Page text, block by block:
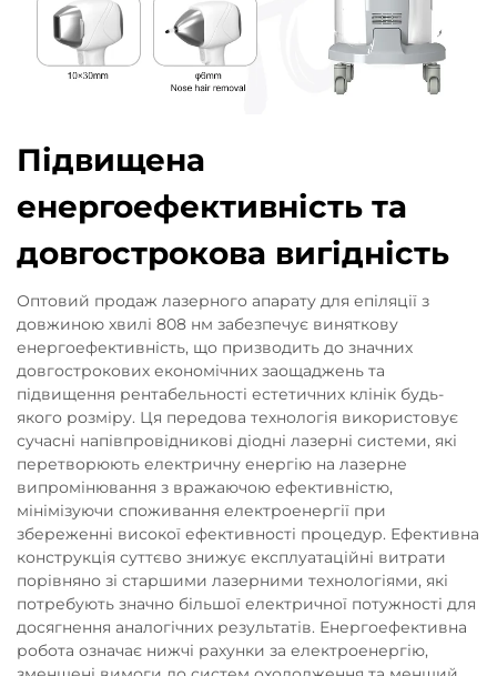
Підвищена
енергоефективність та
довгострокова вигідність
Оптовий продаж лазерного апарату для епіляції з
довжиною хвилі 808 нм забезпечує виняткову
енергоефективність, що призводить до значних
довгострокових економічних заощаджень та
підвищення рентабельності естетичних клінік будь-
якого розміру. Ця передова технологія використовує
сучасні напівпровідникові діодні лазерні системи, які
перетворюють електричну енергію на лазерне
випромінювання з вражаючою ефективністю,
мінімізуючи споживання електроенергії при
збереженні високої ефективності процедур. Ефективна
конструкція суттєво знижує експлуатаційні витрати
порівняно зі старшими лазерними технологіями, які
потребують значно більшої електричної потужності для
досягнення аналогічних результатів. Енергоефективна
робота означає нижчі рахунки за електроенергію,